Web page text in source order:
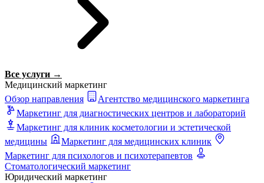
Все услуги →
Медицинский маркетинг
Обзор направления
Агентство медицинского маркетинга
Маркетинг для диагностических центров и лабораторий
Маркетинг для клиник косметологии и эстетической
медицины
Маркетинг для медицинских клиник
Маркетинг для психологов и психотерапевтов
Стоматологический маркетинг
Юридический маркетинг